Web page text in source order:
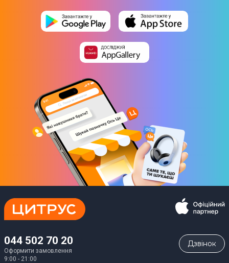
044 502 70 20
Оформити замовлення
9:00 - 21:00
Дзвiнок